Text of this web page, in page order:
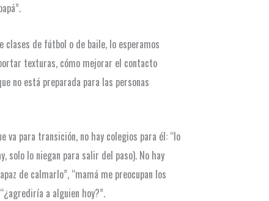
clases de fútbol o de baile, lo esperamos
texturas, cómo mejorar el contacto
no está preparada para las personas
va para transición, no hay colegios para él: “lo
solo lo niegan para salir del paso). No hay
de calmarlo”, “mamá me preocupan los
a alguien hoy?”.